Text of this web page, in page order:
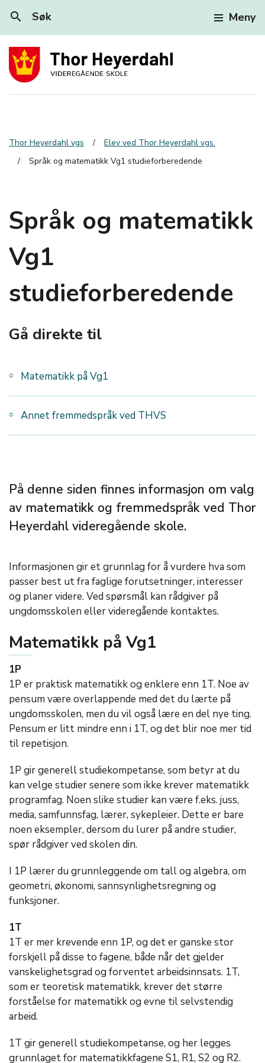
search Søk Meny
Thor Heyerdahl vgs
Elev ved Thor Heyerdahl vgs.
Språk og matematikk Vg1 studieforberedende
Språk og matematikk
Vg1
studieforberedende
Gå direkte til
Matematikk på Vg1
Annet fremmedspråk ved THVS
På denne siden finnes informasjon om valg
av matematikk og fremmedspråk ved Thor
Heyerdahl videregående skole.
Informasjonen gir et grunnlag for å vurdere hva som
passer best ut fra faglige forutsetninger, interesser
og planer videre. Ved spørsmål kan rådgiver på
ungdomsskolen eller videregående kontaktes.
Matematikk på Vg1
1P
1P er praktisk matematikk og enklere enn 1T. Noe av
pensum være overlappende med det du lærte på
ungdomsskolen, men du vil også lære en del nye ting.
Pensum er litt mindre enn i 1T, og det blir noe mer tid
til repetisjon.
1P gir generell studiekompetanse, som betyr at du
kan velge studier senere som ikke krever matematikk
programfag. Noen slike studier kan være f.eks. juss,
media, samfunnsfag, lærer, sykepleier. Dette er bare
noen eksempler, dersom du lurer på andre studier,
spør rådgiver ved skolen din.
I 1P lærer du grunnleggende om tall og algebra, om
geometri, økonomi, sannsynlighetsregning og
funksjoner.
1T
1T er mer krevende enn 1P, og det er ganske stor
forskjell på disse to fagene, både når det gjelder
vanskelighetsgrad og forventet arbeidsinnsats. 1T,
som er teoretisk matematikk, krever det større
forståelse for matematikk og evne til selvstendig
arbeid.
1T gir generell studiekompetanse, og her legges
grunnlaget for matematikkfagene S1, R1, S2 og R2.